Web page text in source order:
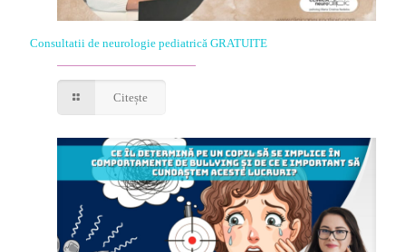
Consultatii de neurologie pediatrică GRATUITE
Citește